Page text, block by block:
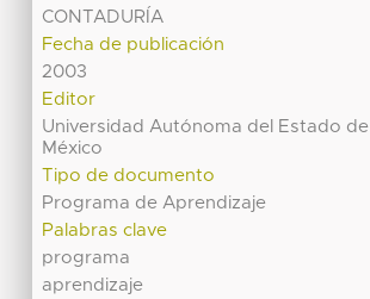
CONTADURÍA
Fecha de publicación
2003
Editor
Universidad Autónoma del Estado de
México
Tipo de documento
Programa de Aprendizaje
Palabras clave
programa
aprendizaje